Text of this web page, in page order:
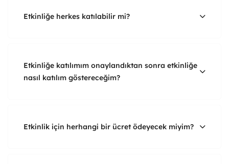
Etkinliğe herkes katılabilir mi?
Etkinliğe katılımım onaylandıktan sonra etkinliğe
nasıl katılım göstereceğim?
Etkinlik için herhangi bir ücret ödeyecek miyim?